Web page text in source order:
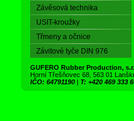
Závěsová technika
USIT-kroužky
Třmeny a očnice
Závitové tyče DIN 976
GUFERO Rubber Production,
Horní Třešňovec 68, 563 01
IČO: 64791190 | T: +420 469 333